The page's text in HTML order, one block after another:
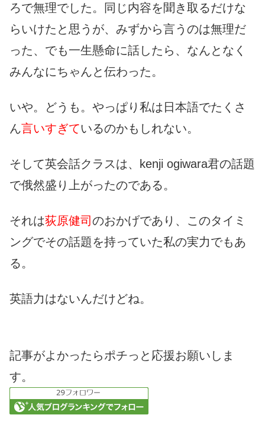
ろで無理でした。同じ内容を聞き取るだけな
らいけたと思うが、みずから言うのは無理だ
った、でも一生懸命に話したら、なんとなく
みんなにちゃんと伝わった。
いや。どうも。やっぱり私は日本語でたくさ
ん言いすぎているのかもしれない。
そして英会話クラスは、kenji ogiwara君の話題
で俄然盛り上がったのである。
それは荻原健司 のおかげであり、このタイミ
ングでその話題を持っていた私の実力でもあ
る。
英語力はないんだけどね。
記事がよかったらポチっと応援お願いしま
す。